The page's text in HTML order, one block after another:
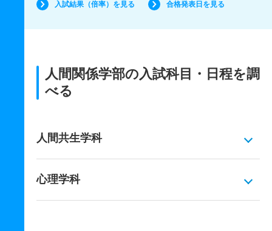
入試結果（倍率）を見る
合格発表日を見る
人間関係学部の入試科目・日程を調
べる
人間共生学科
心理学科